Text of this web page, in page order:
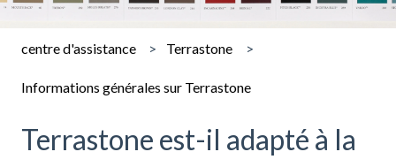
centre d'assistance Terrastone
Informations générales sur Terrastone
Terrastone est-il adapté à la